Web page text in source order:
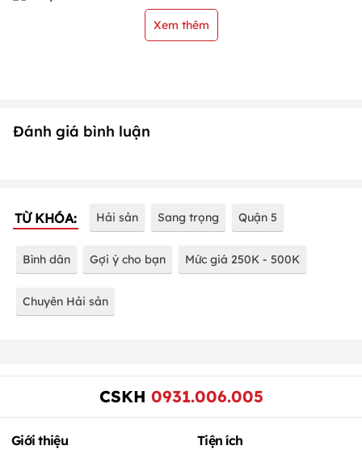
Xem thêm
Đánh giá bình luận
TỪ KHÓA: Hải sản Sang trọng Quận 5
Bình dân Gợi ý cho bạn Mức giá 250K - 500K
Chuyên Hải sản
CSKH 0931.006.005
Giới thiệu Tiện ích